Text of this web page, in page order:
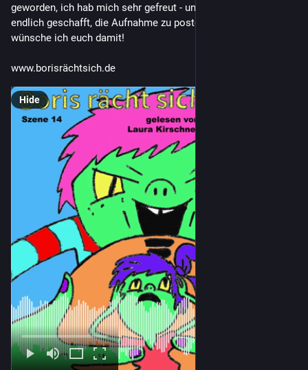
geworden, ich hab mich sehr gefreut - und es jetzt auch
endlich geschafft, die Aufnahme zu posten! Ganz viel Spaß
wünsche ich euch damit!
www.borisrächtsich.de
Hide